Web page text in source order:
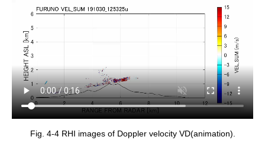
Fig. 4-4 RHI images of Doppler velocity VD(animation).